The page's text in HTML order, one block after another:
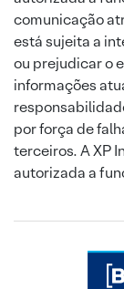
comunicação
está sujeita a
ou prejudicar o
informações
por força de
terceiros. A XP
autorizada a